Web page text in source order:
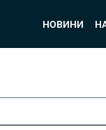
НОВИНИ